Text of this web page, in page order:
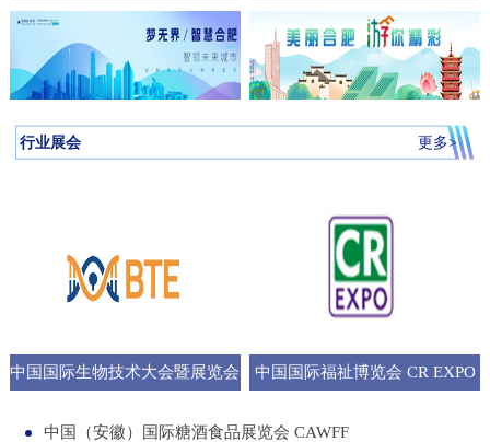
送礼自饮
行业展会 更多>
中国国际生物技术大会暨展览会 中国国际福祉博览会 CR EXPO
中国（安徽）国际糖酒食品展览会 CAWFF